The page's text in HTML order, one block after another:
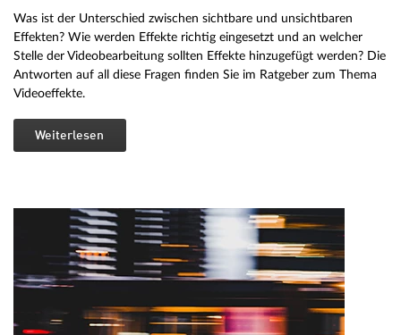
Was ist der Unterschied zwischen sichtbare und unsichtbaren
Effekten? Wie werden Effekte richtig eingesetzt und an welcher
Stelle der Videobearbeitung sollten Effekte hinzugefügt werden? Die
Antworten auf all diese Fragen finden Sie im Ratgeber zum Thema
Videoeffekte.
Weiterlesen